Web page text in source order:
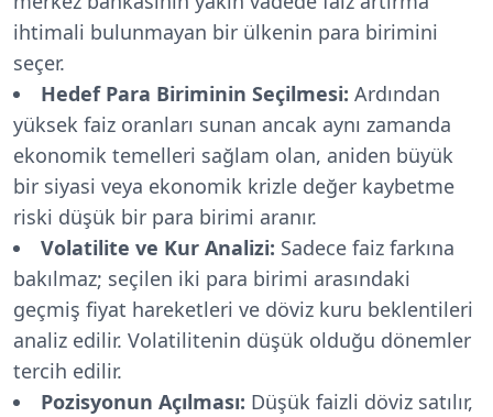
ihtimali bulunmayan bir ülkenin para birimini
seçer.
Hedef Para Biriminin Seçilmesi: Ardından
yüksek faiz oranları sunan ancak aynı zamanda
ekonomik temelleri sağlam olan, aniden büyük
bir siyasi veya ekonomik krizle değer kaybetme
riski düşük bir para birimi aranır.
Volatilite ve Kur Analizi: Sadece faiz farkına
bakılmaz; seçilen iki para birimi arasındaki
geçmiş fiyat hareketleri ve döviz kuru beklentileri
analiz edilir. Volatilitenin düşük olduğu dönemler
tercih edilir.
Pozisyonun Açılması: Düşük faizli döviz satılır,